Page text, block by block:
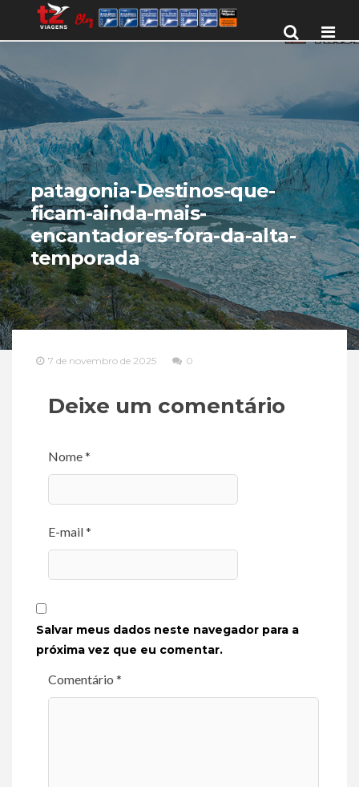
patagonia-Destinos-que-
ficam-ainda-mais-
encantadores-fora-da-alta-
temporada
7 de novembro de 2025 0
Deixe um comentário
Nome *
E-mail *
Salvar meus dados neste navegador para a
próxima vez que eu comentar.
Comentário *